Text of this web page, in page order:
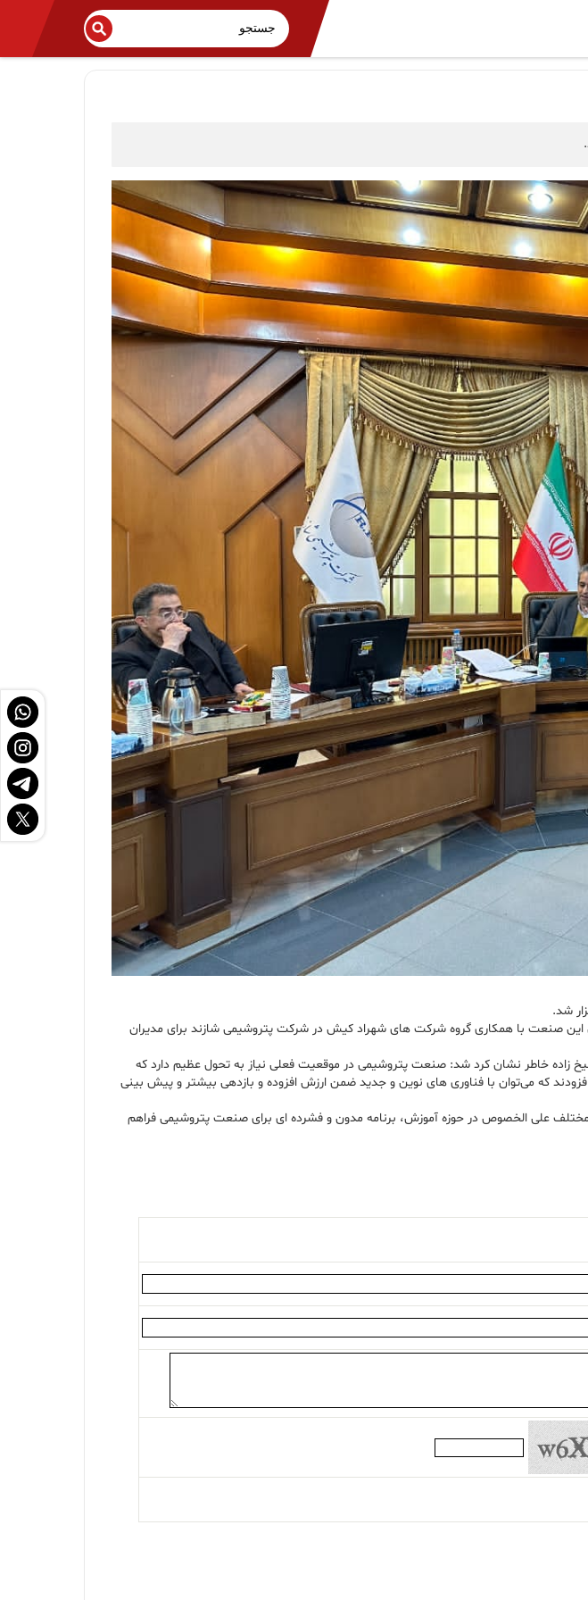
شد.
صنعت با همکاری گروه شرکت های شهراد کیش در شرکت پتروشیمی شازند برای مدیران
دکتر مرتضی شیخ زاده خاطر نشان کرد شد: صنعت پتروشیمی در موقعیت فعلی نیاز به تحول عظیم دارد که
که می‌توان با فناوری های نوین و جدید ضمن ارزش افزوده و بازدهی بیشتر و پیش بینی
تولیدی و خدماتی در زمینه های مختلف علی الخصوص در حوزه آموزش، برنامه مدون و فشرده ای برای صنعت پتروشیمی فراهم